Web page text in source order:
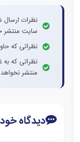
نظرات
سایت منتشر
نظراتی که
نظراتی که به
منتشر
دیدگاه